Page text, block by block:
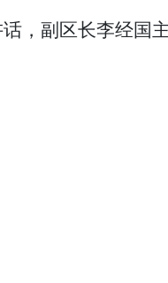
，副区长李经国主